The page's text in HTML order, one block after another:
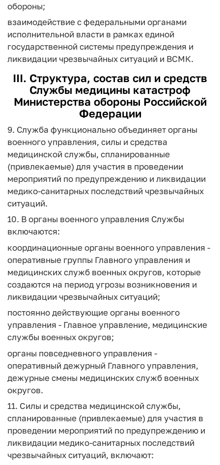
обороны;
взаимодействие с федеральными органами
исполнительной власти в рамках единой
государственной системы предупреждения и
ликвидации чрезвычайных ситуаций и ВСМК.
III. Структура, состав сил и средств
Службы медицины катастроф
Министерства обороны Российской
Федерации
9. Служба функционально объединяет органы
военного управления, силы и средства
медицинской службы, спланированные
(привлекаемые) для участия в проведении
мероприятий по предупреждению и ликвидации
медико-санитарных последствий чрезвычайных
ситуаций.
10. В органы военного управления Службы
включаются:
координационные органы военного управления -
оперативные группы Главного управления и
медицинских служб военных округов, которые
создаются на период угрозы возникновения и
ликвидации чрезвычайных ситуаций;
постоянно действующие органы военного
управления - Главное управление, медицинские
службы военных округов;
органы повседневного управления -
оперативный дежурный Главного управления,
дежурные смены медицинских служб военных
округов.
11. Силы и средства медицинской службы,
спланированные (привлекаемые) для участия в
проведении мероприятий по предупреждению и
ликвидации медико-санитарных последствий
чрезвычайных ситуаций, включают: